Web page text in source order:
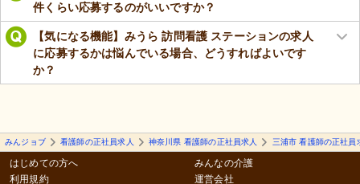
件くらい応募するのがいいですか？
【気になる機能】みうら 訪問看護 ステーションの求人
に応募するかは悩んでいる場合、どうすればよいです
か？
みんジョブ 看護師の正社員求人 神奈川県 看護師の正社員求人 三浦市 看護師の正社員
はじめての方へ
利用規約
みんなの介護
運営会社